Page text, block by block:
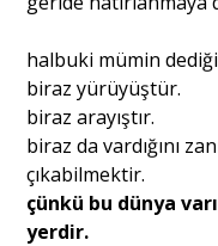
halbuki mümin
biraz yürüyüştür.
biraz arayıştır.
biraz da vardığını
çıkabilmektir.
çünkü bu dünya
yerdir.